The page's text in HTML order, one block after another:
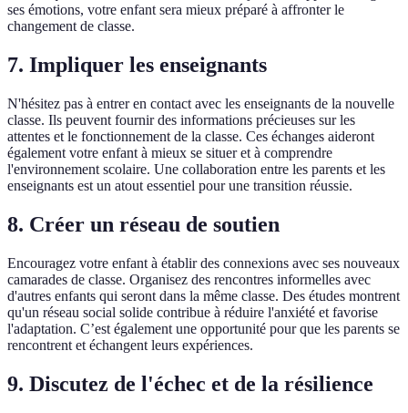
ses émotions, votre enfant sera mieux préparé à affronter le
changement de classe.
7. Impliquer les enseignants
N'hésitez pas à entrer en contact avec les enseignants de la nouvelle
classe. Ils peuvent fournir des informations précieuses sur les
attentes et le fonctionnement de la classe. Ces échanges aideront
également votre enfant à mieux se situer et à comprendre
l'environnement scolaire. Une collaboration entre les parents et les
enseignants est un atout essentiel pour une transition réussie.
8. Créer un réseau de soutien
Encouragez votre enfant à établir des connexions avec ses nouveaux
camarades de classe. Organisez des rencontres informelles avec
d'autres enfants qui seront dans la même classe. Des études montrent
qu'un réseau social solide contribue à réduire l'anxiété et favorise
l'adaptation. C’est également une opportunité pour que les parents se
rencontrent et échangent leurs expériences.
9. Discutez de l'échec et de la résilience